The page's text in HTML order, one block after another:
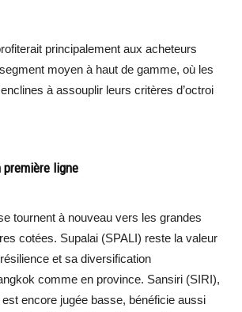
principalement aux acheteurs
moyen à haut de gamme, où les
à assouplir leurs critères d’octroi
première ligne
tournent à nouveau vers les grandes
cotées. Supalai (SPALI) reste la valeur
et sa diversification
comme en province. Sansiri (SIRI),
encore jugée basse, bénéficie aussi